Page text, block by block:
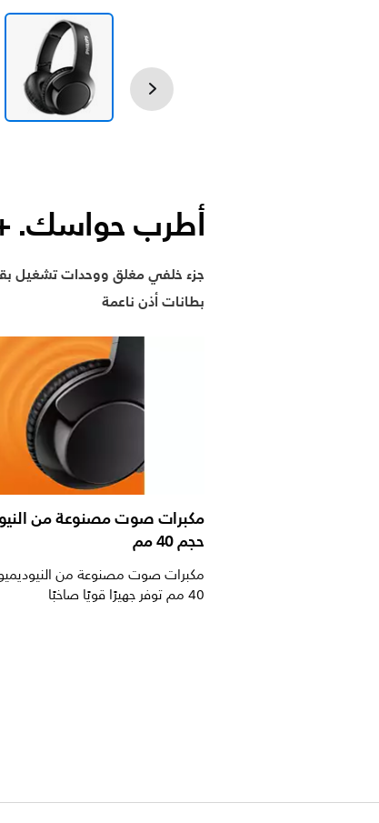
أطرب حواسك. BASS+‎
جزء خلفي مغلق ووحدات تشغيل
بطانات أذن ناعمة
مكبرات صوت مصنوعة من
حجم 40 مم
مكبرات صوت مصنوعة من
40 مم توفر جهيرًا قويًا صاخبًا